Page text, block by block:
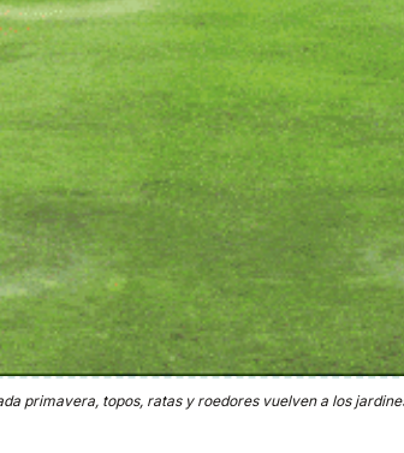
primavera, topos, ratas y roedores vuelven a los